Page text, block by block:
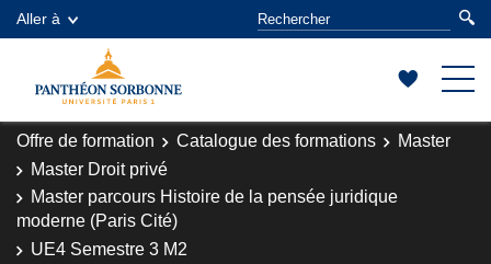
Aller à
Offre de formation Catalogue des formations
Master
Master Droit privé
Master parcours Histoire de la pensée juridique
moderne (Paris Cité)
UE4 Semestre 3 M2